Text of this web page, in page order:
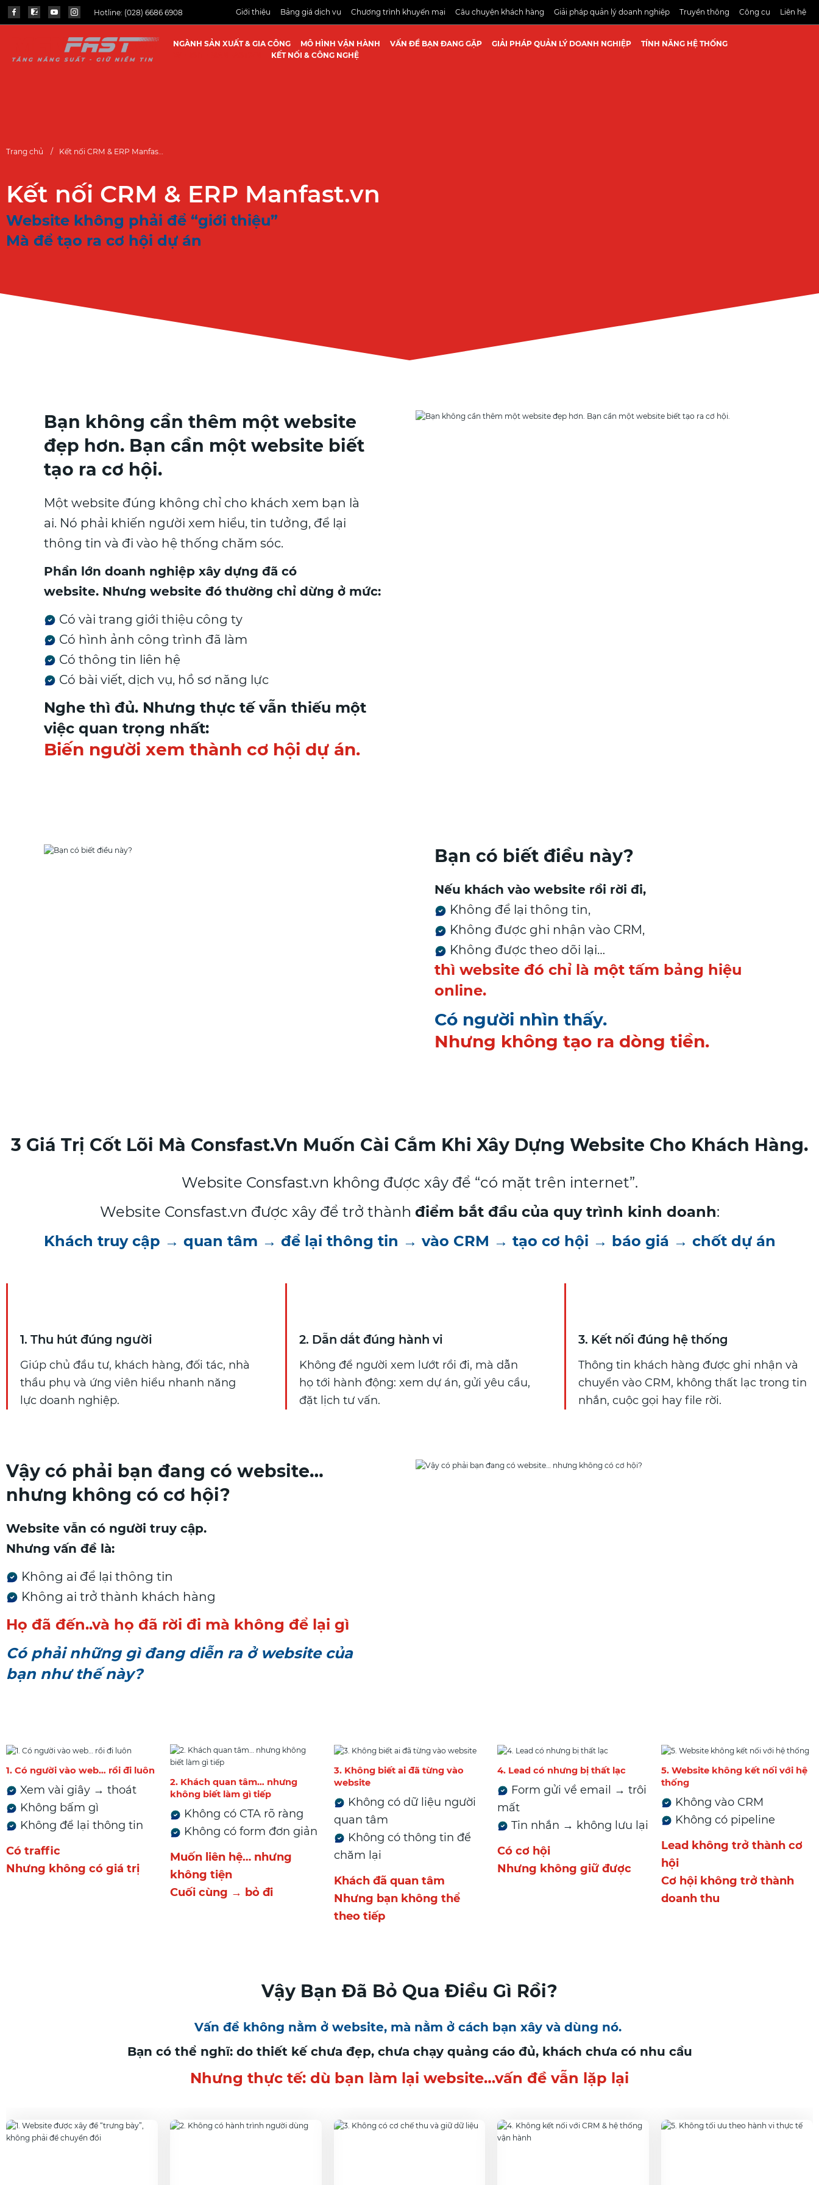
Hotline: (028) 6686 6908 Giới thiệu Bảng giá dịch vụ Chương trình khuyến mại Câu chuyện khách hàng Giải pháp quản lý doanh nghiệp Truyền thông Công cụ Liên hệ
NGÀNH SẢN XUẤT & GIA CÔNG MÔ HÌNH VẬN HÀNH VẤN ĐỀ BẠN ĐANG GẶP GIẢI PHÁP QUẢN LÝ DOANH NGHIỆP
TÍNH NĂNG HỆ THỐNG
KẾT NỐI & CÔNG NGHỆ
Trang chủ Kết nối CRM & ERP Manfast.vn
Kết nối CRM & ERP Manfast.vn
Website không phải để “giới thiệu”
Mà để tạo ra cơ hội dự án
Bạn không cần thêm một website
đẹp hơn. Bạn cần một website biết
tạo ra cơ hội.
Một website đúng không chỉ cho khách xem bạn là
ai. Nó phải khiến người xem hiểu, tin tưởng, để lại
thông tin và đi vào hệ thống chăm sóc.
Phần lớn doanh nghiệp xây dựng đã có
website. Nhưng website đó thường chỉ dừng ở mức:
Có vài trang giới thiệu công ty
Có hình ảnh công trình đã làm
Có thông tin liên hệ
Có bài viết, dịch vụ, hồ sơ năng lực
Nghe thì đủ. Nhưng thực tế vẫn thiếu một
việc quan trọng nhất:
Biến người xem thành cơ hội dự án.
Bạn có biết điều này?
Nếu khách vào website rồi rời đi,
Không để lại thông tin,
Không được ghi nhận vào CRM,
Không được theo dõi lại…
thì website đó chỉ là một tấm bảng hiệu
online.
Có người nhìn thấy.
Nhưng không tạo ra dòng tiền.
3 Giá Trị Cốt Lõi Mà Consfast.vn Muốn Cài Cắm Khi Xây Dựng Website Cho Khách Hàng.
Website Consfast.vn không được xây để “có mặt trên internet”.
Website Consfast.vn được xây để trở thành điểm bắt đầu của quy trình kinh doanh:
Khách truy cập → quan tâm → để lại thông tin → vào CRM → tạo cơ hội → báo giá → chốt dự án
1. Thu hút đúng người
Giúp chủ đầu tư, khách hàng, đối tác, nhà
thầu phụ và ứng viên hiểu nhanh năng
lực doanh nghiệp.
2. Dẫn dắt đúng hành vi
Không để người xem lướt rồi đi, mà dẫn
họ tới hành động: xem dự án, gửi yêu cầu,
đặt lịch tư vấn.
3. Kết nối đúng hệ thống
Thông tin khách hàng được ghi nhận và
chuyển vào CRM, không thất lạc trong tin
nhắn, cuộc gọi hay file rời.
Vậy có phải bạn đang có website…
nhưng không có cơ hội?
Website vẫn có người truy cập.
Nhưng vấn đề là:
Không ai để lại thông tin
Không ai trở thành khách hàng
Họ đã đến..và họ đã rời đi mà không để lại gì
Có phải những gì đang diễn ra ở website của
bạn như thế này?
1. Có người vào web… rồi đi luôn
Xem vài giây → thoát
Không bấm gì
Không để lại thông tin
Có traffic
Nhưng không có giá trị
2. Khách quan tâm… nhưng
không biết làm gì tiếp
Không có CTA rõ ràng
Không có form đơn giản
Muốn liên hệ… nhưng
không tiện
Cuối cùng → bỏ đi
3. Không biết ai đã từng vào
website
Không có dữ liệu người
quan tâm
Không có thông tin để
chăm lại
Khách đã quan tâm
Nhưng bạn không thể
theo tiếp
4. Lead có nhưng bị thất lạc
Form gửi về email → trôi
mất
Tin nhắn → không lưu lại
Có cơ hội
Nhưng không giữ được
5. Website không kết nối với hệ
thống
Không vào CRM
Không có pipeline
Lead không trở thành cơ
hội
Cơ hội không trở thành
doanh thu
Vậy Bạn Đã Bỏ Qua Điều Gì Rồi?
Vấn đề không nằm ở website, mà nằm ở cách bạn xây và dùng nó.
Bạn có thể nghĩ: do thiết kế chưa đẹp, chưa chạy quảng cáo đủ, khách chưa có nhu cầu
Nhưng thực tế: dù bạn làm lại website…vấn đề vẫn lặp lại